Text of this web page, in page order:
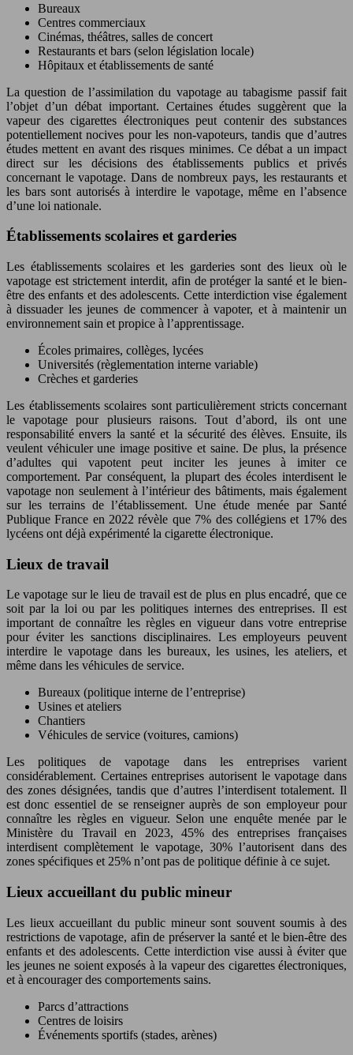
Bureaux
Centres commerciaux
Cinémas, théâtres, salles de concert
Restaurants et bars (selon législation locale)
Hôpitaux et établissements de santé
La question de l’assimilation du vapotage au tabagisme passif fait
l’objet d’un débat important. Certaines études suggèrent que la
vapeur des cigarettes électroniques peut contenir des substances
potentiellement nocives pour les non-vapoteurs, tandis que d’autres
études mettent en avant des risques minimes. Ce débat a un impact
direct sur les décisions des établissements publics et privés
concernant le vapotage. Dans de nombreux pays, les restaurants et
les bars sont autorisés à interdire le vapotage, même en l’absence
d’une loi nationale.
Établissements scolaires et garderies
Les établissements scolaires et les garderies sont des lieux où le
vapotage est strictement interdit, afin de protéger la santé et le bien-
être des enfants et des adolescents. Cette interdiction vise également
à dissuader les jeunes de commencer à vapoter, et à maintenir un
environnement sain et propice à l’apprentissage.
Écoles primaires, collèges, lycées
Universités (règlementation interne variable)
Crèches et garderies
Les établissements scolaires sont particulièrement stricts concernant
le vapotage pour plusieurs raisons. Tout d’abord, ils ont une
responsabilité envers la santé et la sécurité des élèves. Ensuite, ils
veulent véhiculer une image positive et saine. De plus, la présence
d’adultes qui vapotent peut inciter les jeunes à imiter ce
comportement. Par conséquent, la plupart des écoles interdisent le
vapotage non seulement à l’intérieur des bâtiments, mais également
sur les terrains de l’établissement. Une étude menée par Santé
Publique France en 2022 révèle que 7% des collégiens et 17% des
lycéens ont déjà expérimenté la cigarette électronique.
Lieux de travail
Le vapotage sur le lieu de travail est de plus en plus encadré, que ce
soit par la loi ou par les politiques internes des entreprises. Il est
important de connaître les règles en vigueur dans votre entreprise
pour éviter les sanctions disciplinaires. Les employeurs peuvent
interdire le vapotage dans les bureaux, les usines, les ateliers, et
même dans les véhicules de service.
Bureaux (politique interne de l’entreprise)
Usines et ateliers
Chantiers
Véhicules de service (voitures, camions)
Les politiques de vapotage dans les entreprises varient
considérablement. Certaines entreprises autorisent le vapotage dans
des zones désignées, tandis que d’autres l’interdisent totalement. Il
est donc essentiel de se renseigner auprès de son employeur pour
connaître les règles en vigueur. Selon une enquête menée par le
Ministère du Travail en 2023, 45% des entreprises françaises
interdisent complètement le vapotage, 30% l’autorisent dans des
zones spécifiques et 25% n’ont pas de politique définie à ce sujet.
Lieux accueillant du public mineur
Les lieux accueillant du public mineur sont souvent soumis à des
restrictions de vapotage, afin de préserver la santé et le bien-être des
enfants et des adolescents. Cette interdiction vise aussi à éviter que
les jeunes ne soient exposés à la vapeur des cigarettes électroniques,
et à encourager des comportements sains.
Parcs d’attractions
Centres de loisirs
Événements sportifs (stades, arènes)